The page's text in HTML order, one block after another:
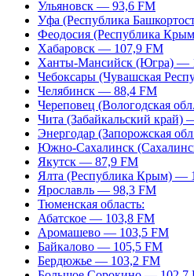
Ульяновск — 93,6 FM
Уфа (Республика
Феодосия (Республика
Хабаровск — 107,9 FM
Ханты-Мансийск (Югра) —
Чебоксары (Чувашская
Челябинск — 88,4 FM
Череповец (Вологодская
Чита (Забайкальский край)
Энергодар (Запорожская
Южно-Сахалинск
Якутск — 87,9 FM
Ялта (Республика Крым) —
Ярославль — 98,3 FM
Тюменская область:
Абатское — 103,8 FM
Аромашево — 103,5 FM
Байкалово — 105,5 FM
Бердюжье — 103,2 FM